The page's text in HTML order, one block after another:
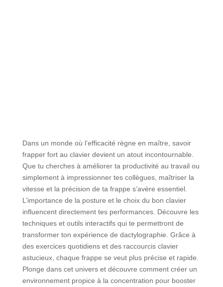
Dans un monde où l’efficacité règne en maître, savoir
frapper fort au clavier devient un atout incontournable.
Que tu cherches à améliorer ta productivité au travail ou
simplement à impressionner tes collègues, maîtriser la
vitesse et la précision de ta frappe s’avère essentiel.
L’importance de la posture et le choix du bon clavier
influencent directement tes performances. Découvre les
techniques et outils interactifs qui te permettront de
transformer ton expérience de dactylographie. Grâce à
des exercices quotidiens et des raccourcis clavier
astucieux, chaque frappe se veut plus précise et rapide.
Plonge dans cet univers et découvre comment créer un
environnement propice à la concentration pour booster